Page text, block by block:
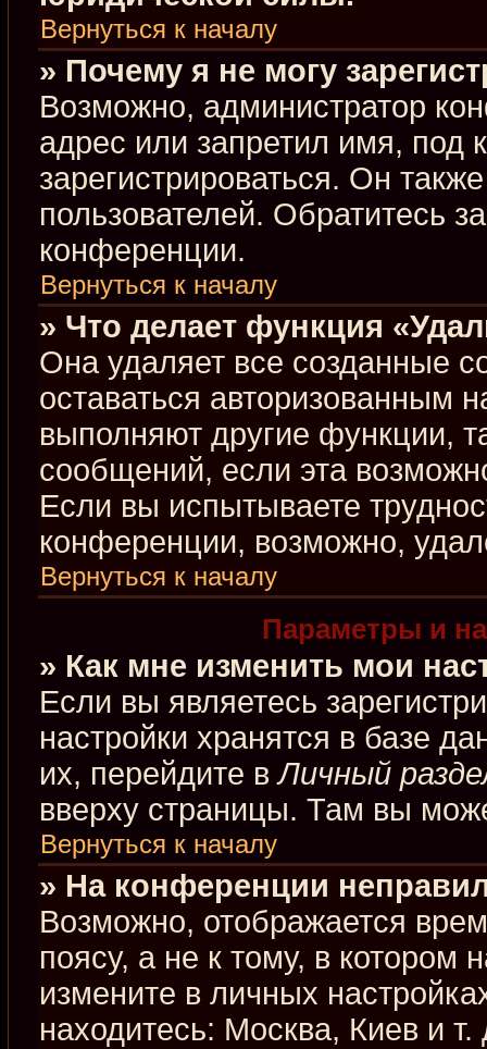
Вернуться к началу
» Почему я не могу
Возможно, администратор
адрес или запретил имя, под
зарегистрироваться. Он
пользователей. Обратитесь
конференции.
Вернуться к началу
» Что делает функция
Она удаляет все созданные
оставаться авторизованным
выполняют другие функции,
сообщений, если эта
Если вы испытываете
конференции, возможно,
Вернуться к началу
Параметры и
» Как мне изменить мои
Если вы являетесь
настройки хранятся в базе
их, перейдите вЛичный
вверху страницы. Там вы
Вернуться к началу
» На конференции
Возможно, отображается
поясу, а не к тому, в котором
измените в личных
находитесь: Москва, Киев и